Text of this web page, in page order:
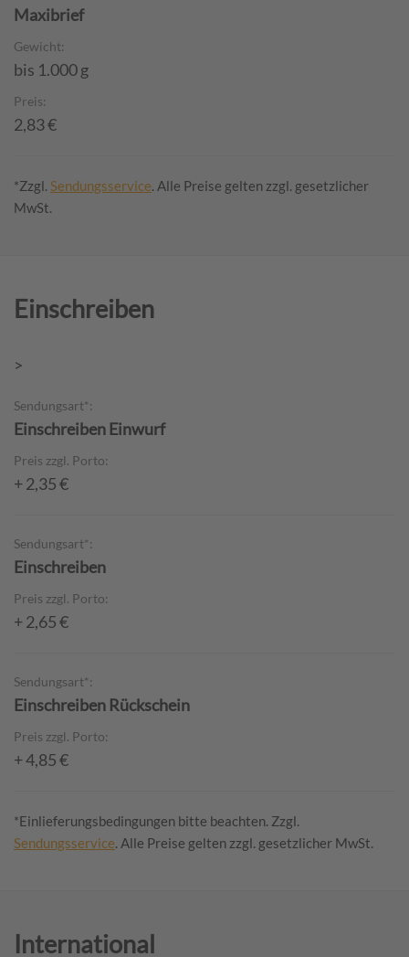
Maxibrief
Gewicht:
bis 1.000 g
Preis:
2,83 €
*Zzgl. Sendungsservice. Alle Preise gelten zzgl. gesetzlicher
MwSt.
Einschreiben
>
Sendungsart*:
Einschreiben Einwurf
Preis zzgl. Porto:
+ 2,35 €
Sendungsart*:
Einschreiben
Preis zzgl. Porto:
+ 2,65 €
Sendungsart*:
Einschreiben Rückschein
Preis zzgl. Porto:
+ 4,85 €
*Einlieferungsbedingungen bitte beachten. Zzgl.
Sendungsservice. Alle Preise gelten zzgl. gesetzlicher MwSt.
International